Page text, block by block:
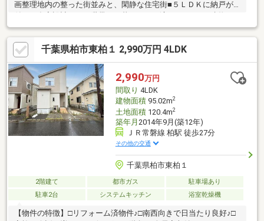
画整理地内の整った街並みと、閑静な住宅街■５ＬＤＫに納戸が
吹抜や出窓を設けた木造2階建てで、快適な設備♪■ワイドバルコ
ニー付き！お洗濯干しも楽々！■駐車場も完備されており、２沿
線が利用可能な柏駅へのアクセスも良好！お問い合わせはもちろ
ん、その他ご質問等も大歓迎です。ぜひお気軽にスタッフにお問
い合わせくださいませ。
千葉県柏市東柏１ 2,990万円 4LDK
2,990万円
間取り 4LDK
建物面積95.02m2
土地面積120.4m2
築年月 2014年9月(築12年)
ＪＲ常磐線 柏駅 徒歩27分
その他の交通
千葉県柏市東柏１
2階建て 都市ガス
駐車場あり
駐車2台
システムキッチン 浴室乾燥機
【物件の特徴】□リフォーム済物件♪□南西向きで日当たり良好♪□